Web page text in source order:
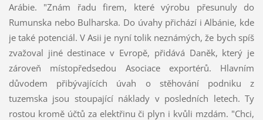
Arábie. "Znám řadu firem, které výrobu přesunuly do
Rumunska nebo Bulharska. Do úvahy přichází i Albánie, kde
je také potenciál. V Asii je nyní tolik neznámých, že bych spíš
zvažoval jiné destinace v Evropě, přidává Daněk, který je
zároveň místopředsedou Asociace exportérů. Hlavním
důvodem přibývajících úvah o stěhování podniku z
tuzemska jsou stoupající náklady v posledních letech. Ty
rostou kromě účtů za elektřinu či plyn i kvůli mzdám. "Chci,